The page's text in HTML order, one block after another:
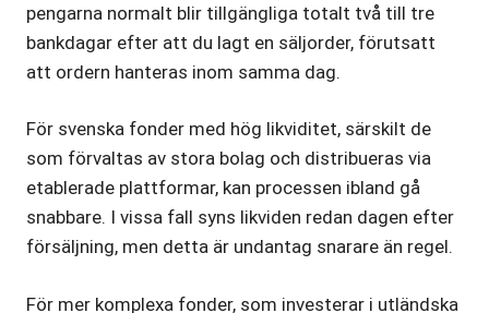
pengarna normalt blir tillgängliga totalt två till tre
bankdagar efter att du lagt en säljorder, förutsatt
att ordern hanteras inom samma dag.
För svenska fonder med hög likviditet, särskilt de
som förvaltas av stora bolag och distribueras via
etablerade plattformar, kan processen ibland gå
snabbare. I vissa fall syns likviden redan dagen efter
försäljning, men detta är undantag snarare än regel.
För mer komplexa fonder, som investerar i utländska